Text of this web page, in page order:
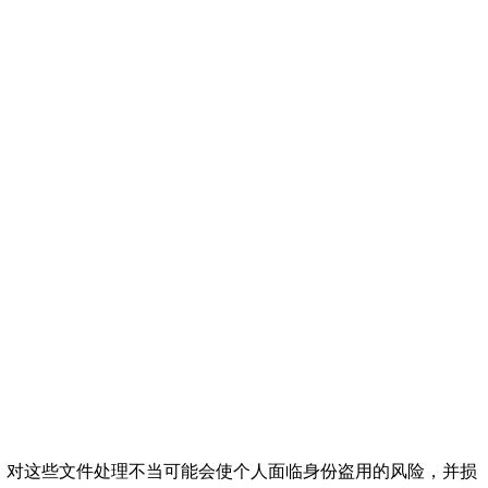
对这些文件处理不当可能会使个人面临身份盗用的风险，并损